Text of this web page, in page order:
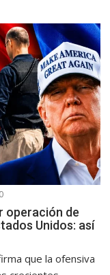
0
operación de
Unidos: así
que la ofensiva